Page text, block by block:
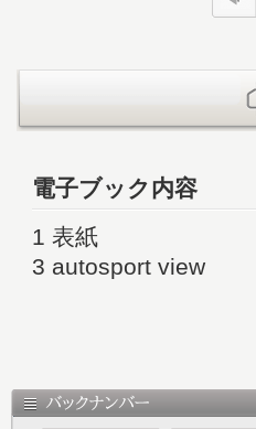
電子ブック内容
1 表紙
3 autosport view
14 スーパーGT公式
15 「TONE